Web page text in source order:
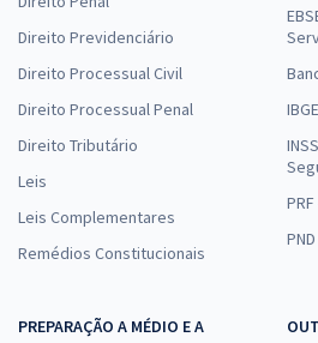
Direito Previdenciário
Direito Processual Civil
Direito Processual Penal
Direito Tributário
Leis
Leis Complementares
Remédios Constitucionais
IBGE
PND
PREPARAÇÃO A MÉDIO E A